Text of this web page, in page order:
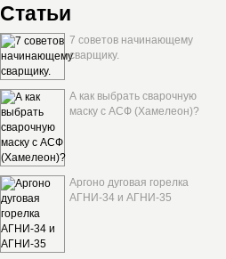
Статьи
7 советов начинающему
сварщику.
А как выбрать сварочную
маску с АСФ (Хамелеон)?
Аргоно дуговая горелка
АГНИ-34 и АГНИ-35